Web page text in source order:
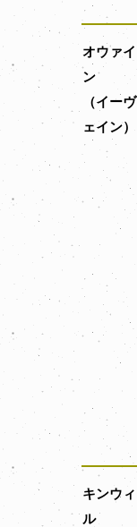
オウァイ
ン
（イーヴ
ェイン）
キンウィ
ル